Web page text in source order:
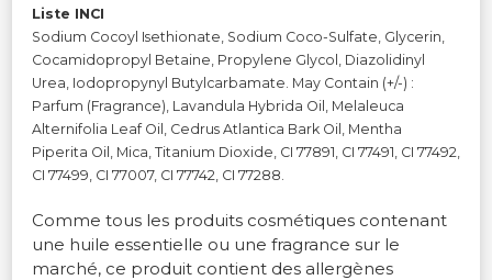
Liste INCI
Sodium Cocoyl Isethionate, Sodium Coco-Sulfate, Glycerin,
Cocamidopropyl Betaine, Propylene Glycol, Diazolidinyl
Urea, Iodopropynyl Butylcarbamate. May Contain (+/-) :
Parfum (Fragrance), Lavandula Hybrida Oil, Melaleuca
Alternifolia Leaf Oil, Cedrus Atlantica Bark Oil, Mentha
Piperita Oil, Mica, Titanium Dioxide, CI 77891, CI 77491, CI 77492,
CI 77499, CI 77007, CI 77742, CI 77288.
Comme tous les produits cosmétiques contenant
une huile essentielle ou une fragrance sur le
marché, ce produit contient des allergènes